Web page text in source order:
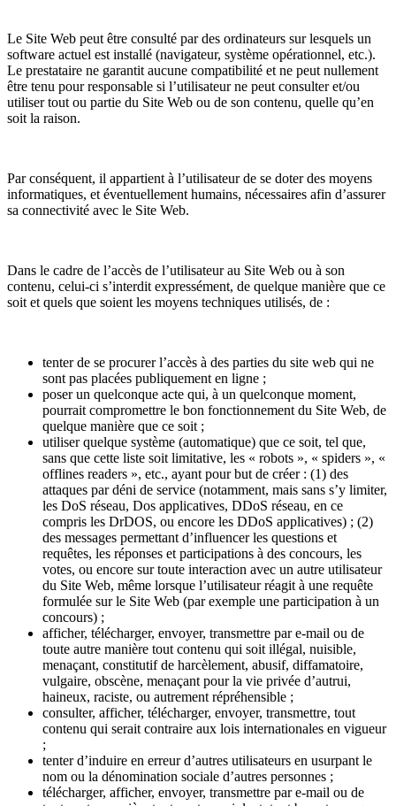
Le Site Web peut être consulté par des ordinateurs sur lesquels un
software actuel est installé (navigateur, système opérationnel, etc.).
Le prestataire ne garantit aucune compatibilité et ne peut nullement
être tenu pour responsable si l’utilisateur ne peut consulter et/ou
utiliser tout ou partie du Site Web ou de son contenu, quelle qu’en
soit la raison.
Par conséquent, il appartient à l’utilisateur de se doter des moyens
informatiques, et éventuellement humains, nécessaires afin d’assurer
sa connectivité avec le Site Web.
Dans le cadre de l’accès de l’utilisateur au Site Web ou à son
contenu, celui-ci s’interdit expressément, de quelque manière que ce
soit et quels que soient les moyens techniques utilisés, de :
tenter de se procurer l’accès à des parties du site web qui ne
sont pas placées publiquement en ligne ;
poser un quelconque acte qui, à un quelconque moment,
pourrait compromettre le bon fonctionnement du Site Web, de
quelque manière que ce soit ;
utiliser quelque système (automatique) que ce soit, tel que,
sans que cette liste soit limitative, les « robots », « spiders », «
offlines readers », etc., ayant pour but de créer : (1) des
attaques par déni de service (notamment, mais sans s’y limiter,
les DoS réseau, Dos applicatives, DDoS réseau, en ce
compris les DrDOS, ou encore les DDoS applicatives) ; (2)
des messages permettant d’influencer les questions et
requêtes, les réponses et participations à des concours, les
votes, ou encore sur toute interaction avec un autre utilisateur
du Site Web, même lorsque l’utilisateur réagit à une requête
formulée sur le Site Web (par exemple une participation à un
concours) ;
afficher, télécharger, envoyer, transmettre par e-mail ou de
toute autre manière tout contenu qui soit illégal, nuisible,
menaçant, constitutif de harcèlement, abusif, diffamatoire,
vulgaire, obscène, menaçant pour la vie privée d’autrui,
haineux, raciste, ou autrement répréhensible ;
consulter, afficher, télécharger, envoyer, transmettre, tout
contenu qui serait contraire aux lois internationales en vigueur
;
tenter d’induire en erreur d’autres utilisateurs en usurpant le
nom ou la dénomination sociale d’autres personnes ;
télécharger, afficher, envoyer, transmettre par e-mail ou de